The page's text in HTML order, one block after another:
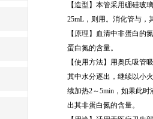
【造型】本管采用硼硅玻
25mL，则用。消化管与，
【 原理】血清中非蛋白的
蛋白氮的含量。
【使用方法】用奥氏吸管
其中水分逐出，继续以小
续加热2～5min，如果此
出其非蛋白氮的含量。